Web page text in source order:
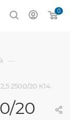
0
—
2500/20 К14
20